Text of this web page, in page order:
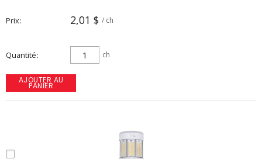
Prix 2,01 $ / ch
Quantité ch
AJOUTER AU
PANIER